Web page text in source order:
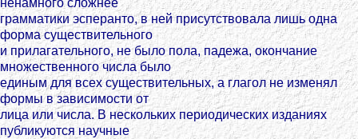
ненамного сложнее
грамматики эсперанто, в ней присутствовала лишь одна
форма существительного
и прилагательного, не было пола, падежа, окончание
множественного числа было
единым для всех существительных, а глагол не изменял
формы в зависимости от
лица или числа. В нескольких периодических изданиях
публикуются научные